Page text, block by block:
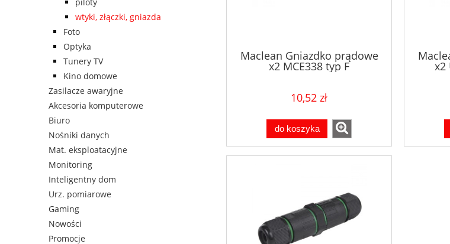
wtyki, złączki, gniazda
Foto
Optyka
Tunery TV
Kino domowe
Zasilacze awaryjne
Akcesoria komputerowe
Biuro
Nośniki danych
Mat. eksploatacyjne
Monitoring
Inteligentny dom
Urz. pomiarowe
Gaming
Nowości
Promocje
Maclean Gniazdko prądowe
x2 MCE338 typ F
10,52 zł
do koszyka
x2